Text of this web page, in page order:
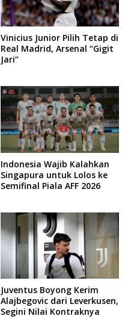
Vinicius Junior Pilih Tetap di
Real Madrid, Arsenal “Gigit
Jari”
Indonesia Wajib Kalahkan
Singapura untuk Lolos ke
Semifinal Piala AFF 2026
Juventus Boyong Kerim
Alajbegovic dari Leverkusen,
Segini Nilai Kontraknya